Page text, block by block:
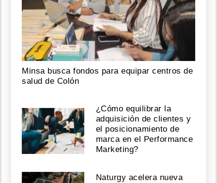
Minsa busca fondos para equipar centros de
salud de Colón
¿Cómo equilibrar la
adquisición de clientes y
el posicionamiento de
marca en el Performance
Marketing?
Naturgy acelera nueva